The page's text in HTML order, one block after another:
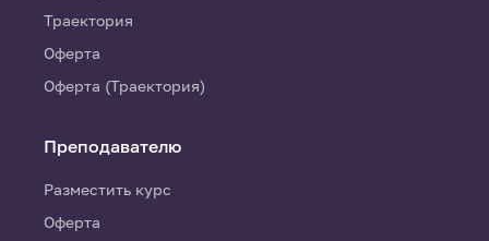
Траектория
Оферта
Оферта (Траектория)
Преподавателю
Разместить курс
Оферта